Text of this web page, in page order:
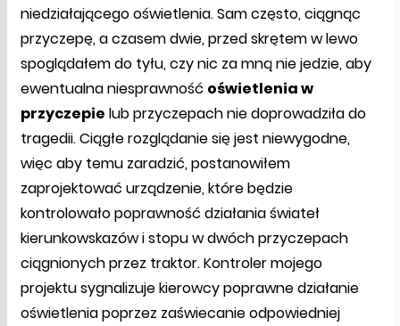
niedziałającego oświetlenia. Sam często, ciągnąc
przyczepę, a czasem dwie, przed skrętem w lewo
spoglądałem do tyłu, czy nic za mną nie jedzie, aby
ewentualna niesprawność oświetlenia w
przyczepie lub przyczepach nie doprowadziła do
tragedii. Ciągłe rozglądanie się jest niewygodne,
więc aby temu zaradzić, postanowiłem
zaprojektować urządzenie, które będzie
kontrolowało poprawność działania świateł
kierunkowskazów i stopu w dwóch przyczepach
ciągnionych przez traktor. Kontroler mojego
projektu sygnalizuje kierowcy poprawne działanie
oświetlenia poprzez zaświecanie odpowiedniej